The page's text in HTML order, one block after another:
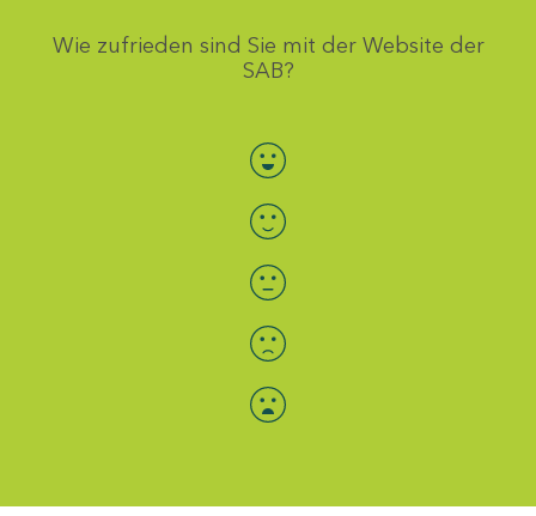
Wie zufrieden sind Sie mit der Website der
SAB?
Bewertung auswählen